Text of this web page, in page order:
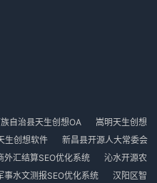
自治县天生创想OA
嵩明天生创想
生创想软件
新昌县开源人大常委会
外汇结算SEO优化系统
沁水开源农
事水文测报SEO优化系统
汉阳区智